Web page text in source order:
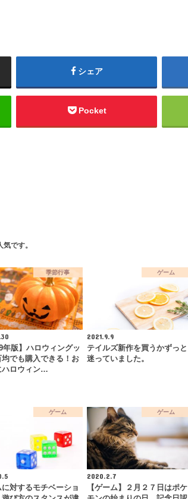
シェア
Pocket
です。
季節行事
年版】ハロウィングッ
均でも購入できる！お
ハロウィン…
ゲーム
2021.9.9
テイルズ新作を買うかずっと
迷っていました。
ゲーム
対するモチベーショ
ゲーム
2020.2.7
【ゲーム】２月２７日はポケ